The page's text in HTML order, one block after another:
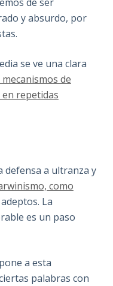
y absurdo, por
se ve una clara
de
repetidas
defensa a ultranza y
como
La
es un paso
a esta
palabras con